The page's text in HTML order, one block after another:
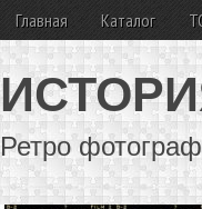
Главная Каталог
Ретро